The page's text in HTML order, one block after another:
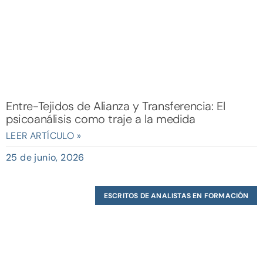
Entre-Tejidos de Alianza y Transferencia: El
psicoanálisis como traje a la medida
LEER ARTÍCULO »
25 de junio, 2026
ESCRITOS DE ANALISTAS EN FORMACIÓN